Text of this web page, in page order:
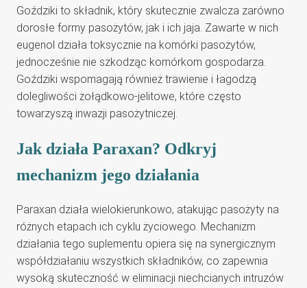
Goździki to składnik, który skutecznie zwalcza zarówno
dorosłe formy pasożytów, jak i ich jaja. Zawarte w nich
eugenol działa toksycznie na komórki pasożytów,
jednocześnie nie szkodząc komórkom gospodarza.
Goździki wspomagają również trawienie i łagodzą
dolegliwości żołądkowo-jelitowe, które często
towarzyszą inwazji pasożytniczej.
Jak działa Paraxan? Odkryj
mechanizm jego działania
Paraxan działa wielokierunkowo, atakując pasożyty na
różnych etapach ich cyklu życiowego. Mechanizm
działania tego suplementu opiera się na synergicznym
współdziałaniu wszystkich składników, co zapewnia
wysoką skuteczność w eliminacji niechcianych intruzów